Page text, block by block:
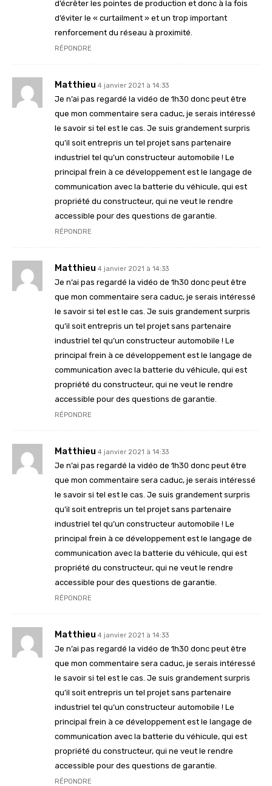
d’écrêter les pointes de production et donc à la fois
d’éviter le « curtailment » et un trop important
renforcement du réseau à proximité.
RÉPONDRE
Matthieu 4 janvier 2021 à 14:33
Je n’ai pas regardé la vidéo de 1h30 donc peut être
que mon commentaire sera caduc, je serais intéressé
le savoir si tel est le cas. Je suis grandement surpris
qu’il soit entrepris un tel projet sans partenaire
industriel tel qu’un constructeur automobile ! Le
principal frein à ce développement est le langage de
communication avec la batterie du véhicule, qui est
propriété du constructeur, qui ne veut le rendre
accessible pour des questions de garantie.
RÉPONDRE
Matthieu 4 janvier 2021 à 14:33
Je n’ai pas regardé la vidéo de 1h30 donc peut être
que mon commentaire sera caduc, je serais intéressé
le savoir si tel est le cas. Je suis grandement surpris
qu’il soit entrepris un tel projet sans partenaire
industriel tel qu’un constructeur automobile ! Le
principal frein à ce développement est le langage de
communication avec la batterie du véhicule, qui est
propriété du constructeur, qui ne veut le rendre
accessible pour des questions de garantie.
RÉPONDRE
Matthieu 4 janvier 2021 à 14:33
Je n’ai pas regardé la vidéo de 1h30 donc peut être
que mon commentaire sera caduc, je serais intéressé
le savoir si tel est le cas. Je suis grandement surpris
qu’il soit entrepris un tel projet sans partenaire
industriel tel qu’un constructeur automobile ! Le
principal frein à ce développement est le langage de
communication avec la batterie du véhicule, qui est
propriété du constructeur, qui ne veut le rendre
accessible pour des questions de garantie.
RÉPONDRE
Matthieu 4 janvier 2021 à 14:33
Je n’ai pas regardé la vidéo de 1h30 donc peut être
que mon commentaire sera caduc, je serais intéressé
le savoir si tel est le cas. Je suis grandement surpris
qu’il soit entrepris un tel projet sans partenaire
industriel tel qu’un constructeur automobile ! Le
principal frein à ce développement est le langage de
communication avec la batterie du véhicule, qui est
propriété du constructeur, qui ne veut le rendre
accessible pour des questions de garantie.
RÉPONDRE